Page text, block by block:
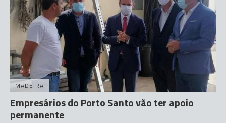
MADEIRA
Empresários do Porto Santo vão ter apoio
permanente